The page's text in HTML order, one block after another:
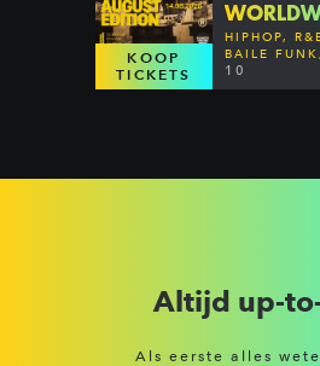
KOOP
TICKETS
HIPHOP,
BAILE
DANCEHALL
10
Altijd up-
Als eerste alles